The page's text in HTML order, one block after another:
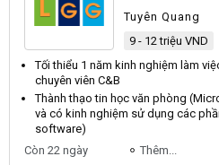
Tuyên Quang
9 - 12 triệu VND
Tối thiểu 1 năm kinh nghiệm làm
chuyên viên C&B
Thành thạo tin học văn phòng
và có kinh nghiệm sử dụng các
software)
Còn 22 ngày
Thêm...